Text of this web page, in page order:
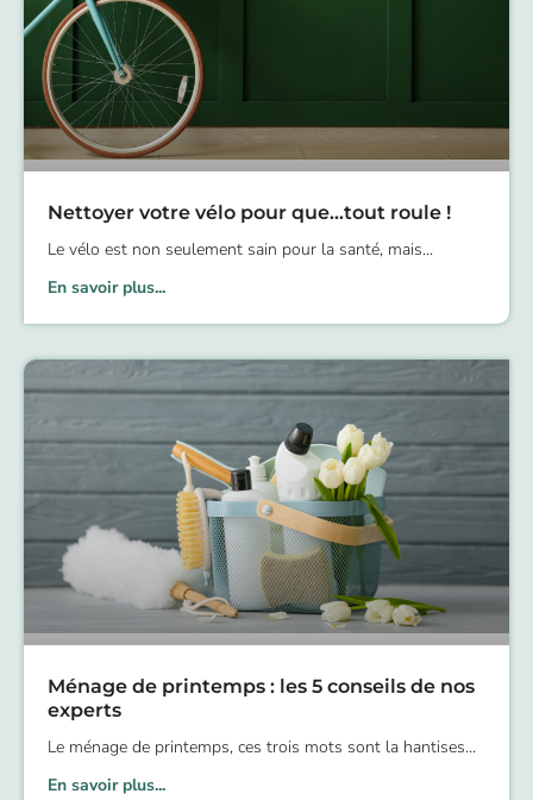
Nettoyer votre vélo pour que…tout roule !
Le vélo est non seulement sain pour la santé, mais
En savoir plus...
Ménage de printemps : les 5 conseils de nos
experts
Le ménage de printemps, ces trois mots sont la hantises
En savoir plus...